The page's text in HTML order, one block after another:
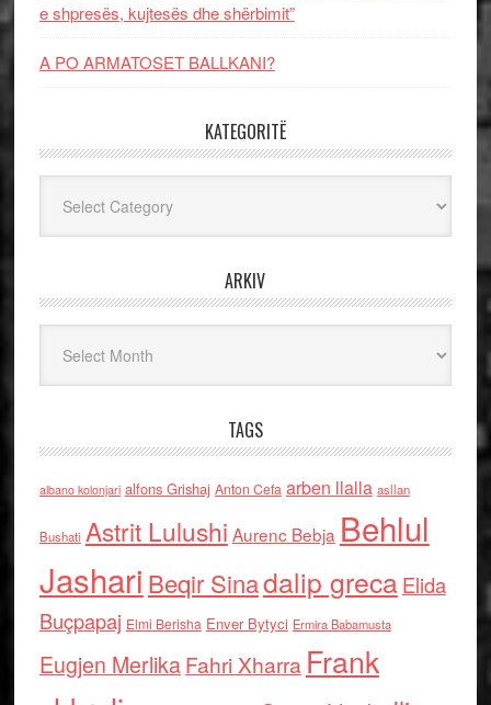
e shpresës, kujtesës dhe shërbimit”
A PO ARMATOSET BALLKANI?
KATEGORITË
ARKIV
TAGS
albano kolonjari alfons Grishaj Anton Cefa arben llalla asllan
Bushati Astrit Lulushi Aurenc Bebja Behlul
Jashari Beqir Sinadalip grecaElida
Buçpapaj Elmi Berisha Enver Bytyci Ermira Babamusta
Eugjen MerlikaFahri Xharra Frank